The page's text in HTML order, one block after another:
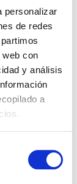
personalizar
de redes
con
y análisis
a